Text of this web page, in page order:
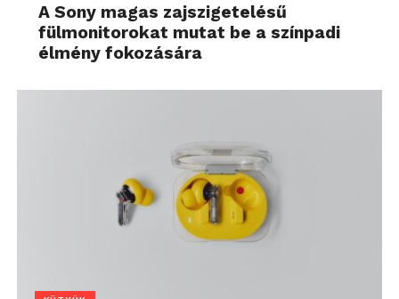
A Sony magas zajszigetelésű
fülmonitorokat mutat be a színpadi
élmény fokozására